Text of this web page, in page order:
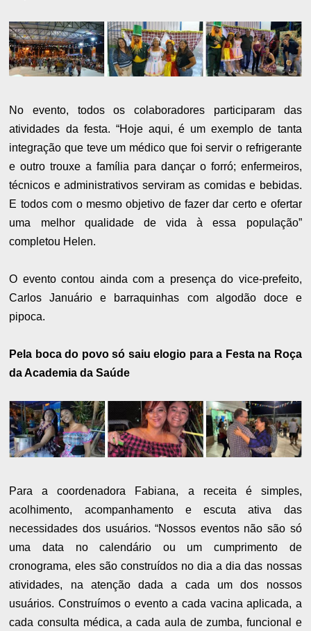
No evento, todos os colaboradores participaram das
atividades da festa. “Hoje aqui, é um exemplo de tanta
integração que teve um médico que foi servir o refrigerante
e outro trouxe a família para dançar o forró; enfermeiros,
técnicos e administrativos serviram as comidas e bebidas.
E todos com o mesmo objetivo de fazer dar certo e ofertar
uma melhor qualidade de vida à essa população”
completou Helen.
O evento contou ainda com a presença do vice-prefeito,
Carlos Januário e barraquinhas com algodão doce e
pipoca.
Pela boca do povo só saiu elogio para a Festa na Roça
da Academia da Saúde
Para a coordenadora Fabiana, a receita é simples,
acolhimento, acompanhamento e escuta ativa das
necessidades dos usuários. “Nossos eventos não são só
uma data no calendário ou um cumprimento de
cronograma, eles são construídos no dia a dia das nossas
atividades, na atenção dada a cada um dos nossos
usuários. Construímos o evento a cada vacina aplicada, a
cada consulta médica, a cada aula de zumba, funcional e